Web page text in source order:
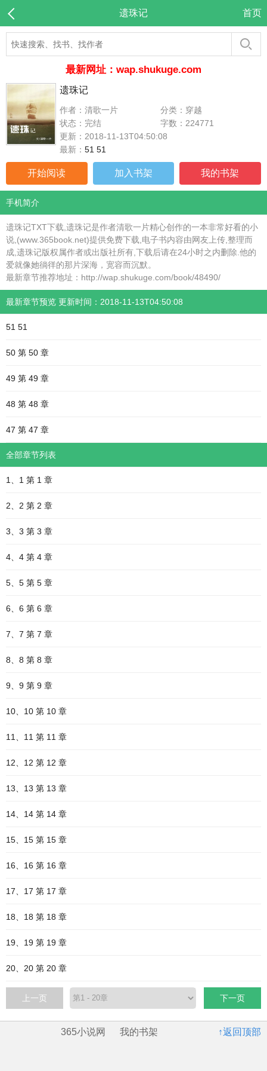
遗珠记 首页
最新网址：wap.shukuge.com
遗珠记
作者：清歌一片
分类：穿越
状态：完结
字数：224771
更新：2018-11-13T04:50:08
最新： 51 51
开始阅读 加入书架 我的书架
手机简介
遗珠记TXT下载,遗珠记是作者清歌一片精心创作的一本非常好看的小
说,(www.365book.net)提供免费下载,电子书内容由网友上传,整理而
成,遗珠记版权属作者或出版社所有,下载后请在24小时之内删除.他的
爱就像她徜徉的那片深海，宽容而沉默。
最新章节推荐地址：http://wap.shukuge.com/book/48490/
最新章节预览 更新时间：2018-11-13T04:50:08
51 51
50 第 50 章
49 第 49 章
48 第 48 章
47 第 47 章
全部章节列表
1、1 第 1 章
2、2 第 2 章
3、3 第 3 章
4、4 第 4 章
5、5 第 5 章
6、6 第 6 章
7、7 第 7 章
8、8 第 8 章
9、9 第 9 章
10、10 第 10 章
11、11 第 11 章
12、12 第 12 章
13、13 第 13 章
14、14 第 14 章
15、15 第 15 章
16、16 第 16 章
17、17 第 17 章
18、18 第 18 章
19、19 第 19 章
20、20 第 20 章
上一页 下一页
↑返回顶部
365小说网 我的书架